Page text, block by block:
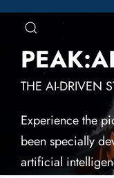
THE AI-DRIVEN
Experience the
been specially
artificial